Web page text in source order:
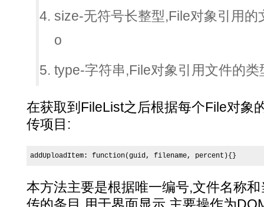
size-无符号长整型,File对象引用的
o
type-字符串,File对象引用文件的类
在获取到FileList之后根据每个File对象
传项目:
addUploadItem: function(guid, filename, percent){}
本方法主要是根据唯一编号,文件名称